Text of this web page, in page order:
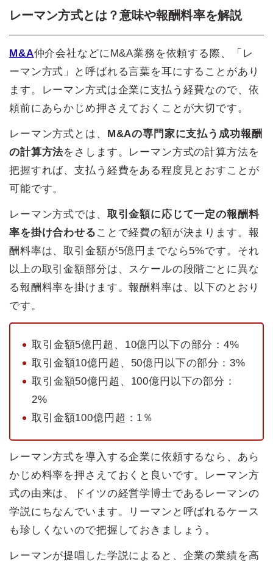
レーマン方式とは？意味や報酬料率を解説
M&A仲介会社などにM&A業務を依頼する際、「レ
ーマン方式」と呼ばれる言葉を耳にすることがあり
ます。レーマン方式は企業に支払う経費なので、依
頼前にあらかじめ押さえておくことが大切です。
レーマン方式とは、 M&Aの専門家に支払う成功報酬
の計算方法をさします。レーマン方式の計算方法を
把握すれば、支払う経費をある程度見とおすことが
可能です。
レーマン方式では、 取引金額に応じて一定の報酬料
率を掛け合わせる ことで経費の額が決まります。報
酬料率は、取引金額が5億円までなら5%です。それ
以上の取引金額部分は、スケールの段階ごとに異な
る報酬料率を掛けます。報酬料率は、以下のとおり
です。
取引金額5億円超、10億円以下の部分：4%
取引金額10億円超、50億円以下の部分：3%
取引金額50億円超、100億円以下の部分：
2%
取引金額100億円超：1％
レーマン方式を導入する企業に依頼するなら、あら
かじめ料率を押さえておくと良いです。レーマン方
式の由来は、ドイツの経営学博士であるレーマンの
学説にちなんでいます。リーマンと呼ばれるケース
も珍しくないので把握しておきましょう。
レーマンが提唱した学説によると、企業の業績を高